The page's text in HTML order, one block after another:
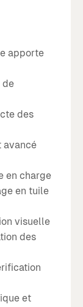
apporte
de
des
avancé
en charge
en tuile
visuelle
des
et